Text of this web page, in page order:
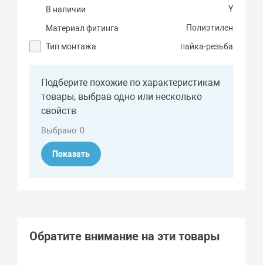
В наличии Y
Материал фитинга
Полиэтилен
Тип монтажа
пайка-резьба
Подберите похожие по характеристикам
товары, выбрав одно или несколько
свойств
Выбрано:0
Показать
Обратите внимание на эти товары